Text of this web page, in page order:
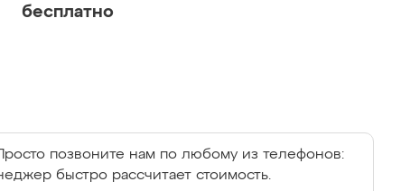
бесплатно
позвоните нам по любому из телефонов:
быстро рассчитает стоимость.